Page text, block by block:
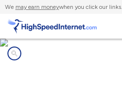
We may earn moneywhen you click our links.